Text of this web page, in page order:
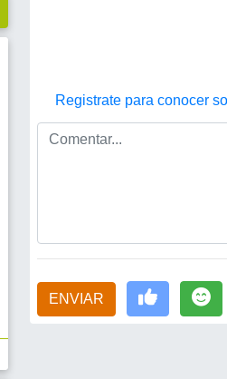
Registrate para conocer
ENVIAR